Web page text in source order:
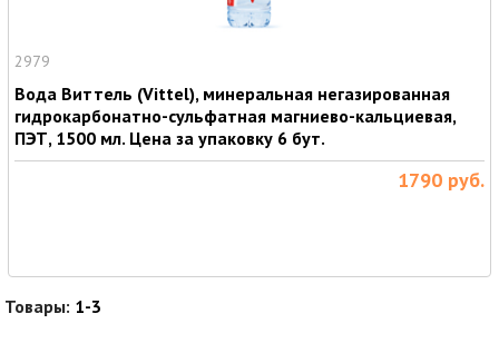
2979
Вода Виттель (Vittel), минеральная негазированная
гидрокарбонатно-сульфатная магниево-кальциевая,
ПЭТ, 1500 мл. Цена за упаковку 6 бут.
1790 руб.
Товары: 1-3